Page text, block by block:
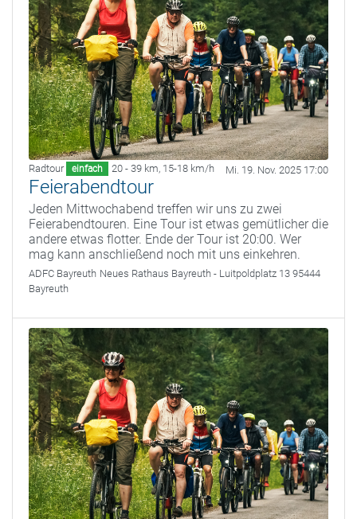
Radtour einfach 20 - 39 km, 15-18 km/h Mi. 19. Nov. 2025 17:00
Feierabendtour
Jeden Mittwochabend treffen wir uns zu zwei
Feierabendtouren. Eine Tour ist etwas gemütlicher die
andere etwas flotter. Ende der Tour ist 20:00. Wer
mag kann anschließend noch mit uns einkehren.
ADFC Bayreuth Neues Rathaus Bayreuth - Luitpoldplatz 13 95444
Bayreuth